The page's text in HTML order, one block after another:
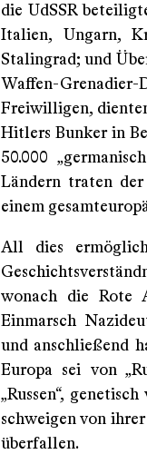
die UdSSR
Italien, Ungarn,
Stalingrad; und
Waffen-
Freiwilligen,
Hitlers Bunker in
50.000
Ländern traten der
einem
All dies
wonach die Rote
Einmarsch
und anschließend
Europa sei von
„Russen“,
schweigen von
überfallen.